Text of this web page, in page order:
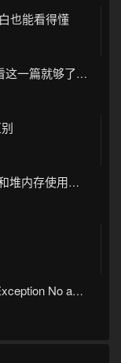
也能看得懂
Java实现Excel导入和导出，看这一篇就够了(珍藏版)
Linux查看某个服务JVM的GC和堆内存使用情况
javax.net.ssl.SSLHandshakeException No appropriate protocol (protocol is disabled or cipher suites are inappropriate)错误